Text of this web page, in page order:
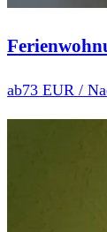
ab73 EUR /